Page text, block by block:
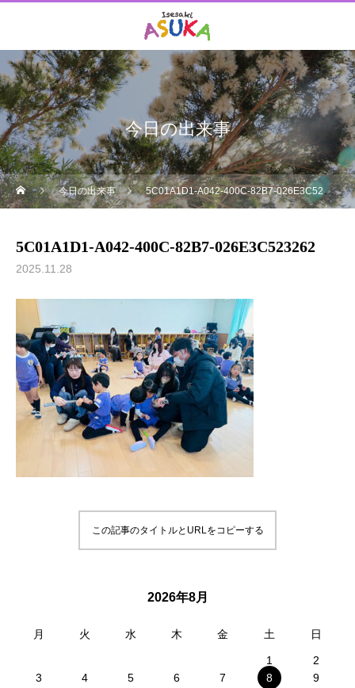
今日の出来事
今日の出来事 5C01A1D1-A042-400C-82B7-026E3C523262
5C01A1D1-A042-400C-82B7-026E3C523262
2025.11.28
この記事のタイトルとURLをコピーする
2026年8月
月 火 水 木 金 土 日
1
2
3
4 5 6 7 8
9